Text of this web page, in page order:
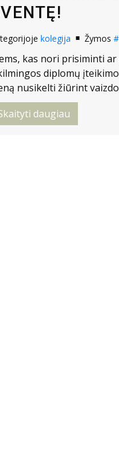
kolegija Žymos
kas nori prisiminti
diplomų
nusikelti žiūrint
daugiau